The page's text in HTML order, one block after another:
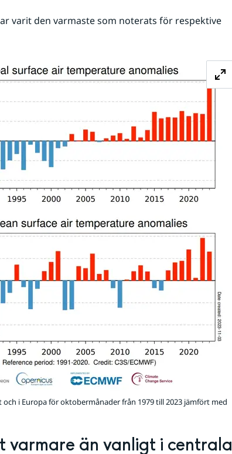
varit den varmaste som noterats för respektive
i Europa för oktobermånader från 1979 till 2023 jämfört med
varmare än vanligt i centrala